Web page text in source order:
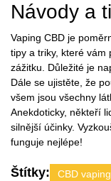
Návody a
Vaping CBD je
tipy a triky, které vám
zážitku. Důležité je
Dále se ujistěte, že
všem jsou všechny
Anekdoticky, někteří
silnější účinky.
funguje nejlépe!
Štítky: CBD vaping